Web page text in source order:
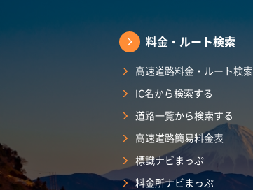
料金・ルート検索
高速道路料金・ルート検索
IC名から検索する
道路一覧から検索する
高速道路簡易料金表
標識ナビまっぷ
料金所ナビまっぷ